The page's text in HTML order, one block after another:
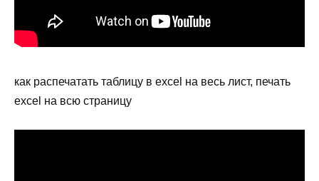
как распечатать таблицу в excel на весь лист, печать
excel на всю страницу